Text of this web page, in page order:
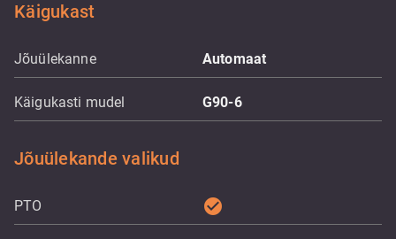
Käigukast
Jõuülekanne Automaat
Käigukasti mudel G90-6
Jõuülekande valikud
PTO check_circle